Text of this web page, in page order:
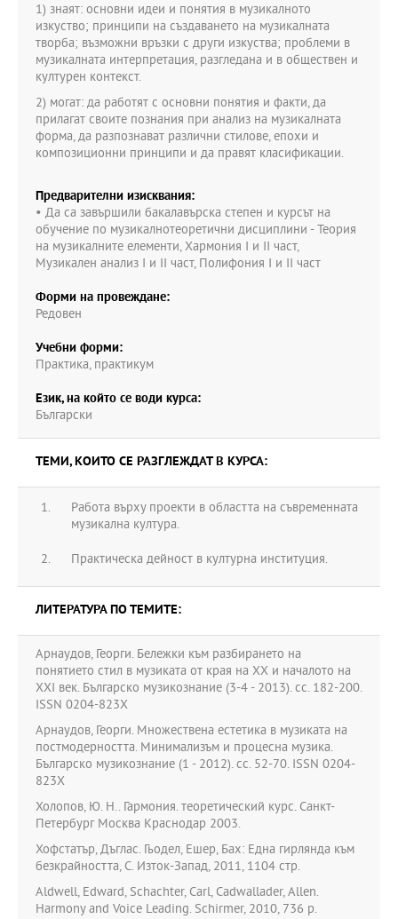
1) знаят: основни идеи и понятия в музикалното
изкуство; принципи на създаването на музикалната
творба; възможни връзки с други изкуства; проблеми в
музикалната интерпретация, разгледана и в обществен и
културен контекст.
2) могат: да работят с основни понятия и факти, да
прилагат своите познания при анализ на музикалната
форма, да разпознават различни стилове, епохи и
композиционни принципи и да правят класификации.
Предварителни изисквания:
• Да са завършили бакалавърска степен и курсът на
обучение по музикалнотеоретични дисциплини - Теория
на музикалните елементи, Хармония I и II част,
Музикален анализ I и II част, Полифония I и II част
Форми на провеждане:
Редовен
Учебни форми:
Практика, практикум
Език, на който се води курса:
Български
ТЕМИ, КОИТО СЕ РАЗГЛЕЖДАТ В КУРСА:
Работа върху проекти в областта на съвременната
музикална култура.
Практическа дейност в културна институция.
ЛИТЕРАТУРА ПО ТЕМИТЕ:
Арнаудов, Георги. Бележки към разбирането на
понятието стил в музиката от края на ХХ и началото на
ХХI век. Българско музикознание (3-4 - 2013). сс. 182-200.
ISSN 0204-823X
Арнаудов, Георги. Множествена естетика в музиката на
постмодерността. Минимализъм и процесна музика.
Българско музикознание (1 - 2012). сс. 52-70. ISSN 0204-
823X
Холопов, Ю. Н.. Гармония. теоретический курс. Санкт-
Петербург Москва Краснодар 2003.
Хофстатър, Дъглас. Гьодел, Ешер, Бах: Една гирлянда към
безкрайността, С. Изток-Запад, 2011, 1104 стр.
Aldwell, Edward, Schachter, Carl, Cadwallader, Allen.
Harmony and Voice Leading. Schirmer, 2010, 736 p.